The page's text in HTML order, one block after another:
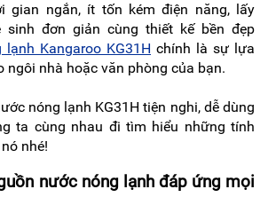
gian ngắn, ít tốn kém điện năng, lấy
sinh đơn giản cùng thiết kế bền đẹp
Kangaroo KG31H chính là sự lựa
ngôi nhà hoặc văn phòng của bạn.
nóng lạnh KG31H tiện nghi, dễ dùng
ta cùng nhau đi tìm hiểu những tính
nhé!
nước nóng lạnh đáp ứng mọi